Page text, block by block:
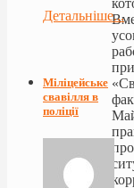
Детальніше...
Міліцейське
свавілля в
поліції